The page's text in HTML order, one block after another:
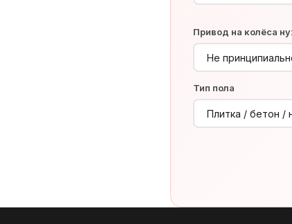
Привод на колёса
Тип пола